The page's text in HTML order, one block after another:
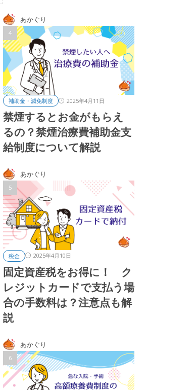
あかぐり
補助金・減免制度 2025年4月11日
禁煙するとお金がもらえ
るの？禁煙治療費補助金支
給制度について解説
あかぐり
税金 2025年4月10日
固定資産税をお得に！ ク
レジットカードで支払う場
合の手数料は？注意点も解
説
あかぐり